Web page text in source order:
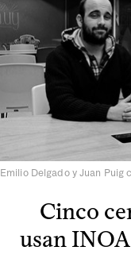
Emilio Delgado y Juan Puig
Cinco
usan